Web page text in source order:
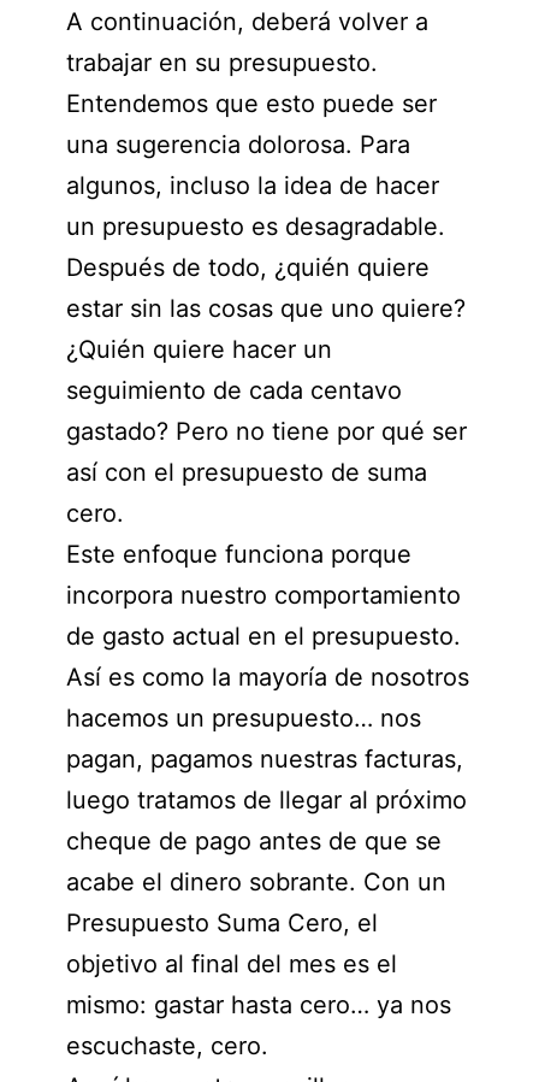
A continuación, deberá volver a
trabajar en su presupuesto.
Entendemos que esto puede ser
una sugerencia dolorosa. Para
algunos, incluso la idea de hacer
un presupuesto es desagradable.
Después de todo, ¿quién quiere
estar sin las cosas que uno quiere?
¿Quién quiere hacer un
seguimiento de cada centavo
gastado? Pero no tiene por qué ser
así con el presupuesto de suma
cero.
Este enfoque funciona porque
incorpora nuestro comportamiento
de gasto actual en el presupuesto.
Así es como la mayoría de nosotros
hacemos un presupuesto… nos
pagan, pagamos nuestras facturas,
luego tratamos de llegar al próximo
cheque de pago antes de que se
acabe el dinero sobrante. Con un
Presupuesto Suma Cero, el
objetivo al final del mes es el
mismo: gastar hasta cero… ya nos
escuchaste, cero.